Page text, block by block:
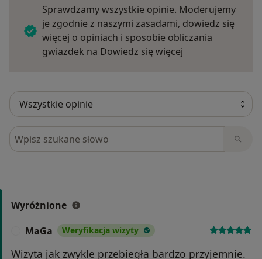
Sprawdzamy wszystkie opinie. Moderujemy
je zgodnie z naszymi zasadami, dowiedz się
więcej o opiniach i sposobie obliczania
gwiazdek na Dowiedz się więcej
Szukaj w opiniach
Wyróżnione
MaGa Weryfikacja wizyty
Wizyta jak zwykle przebiegła bardzo przyjemnie.